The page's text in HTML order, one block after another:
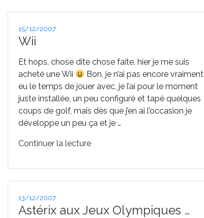
Publié
le
15/12/2007
Wii
Et hops, chose dite chose faite, hier je me suis
acheté une Wii
Bon, je n’ai pas encore vraiment
eu le temps de jouer avec, je l’ai pour le moment
juste installée, un peu configuré et tapé quelques
coups de golf, mais dès que j’en ai l’occasion je
développe un peu ça et je …
Continuer la lecturede
Publié
le
13/12/2007
Astérix aux Jeux Olympiques …